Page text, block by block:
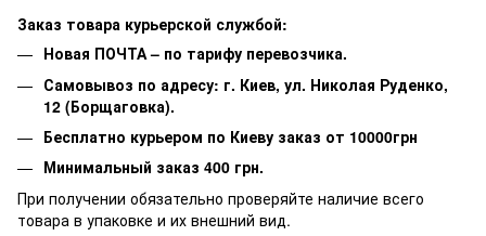
Заказ товара курьерской службой:
Новая ПОЧТА – по тарифу перевозчика.
Самовывоз по адресу: г. Киев, ул. Николая Руденко,
12 (Борщаговка).
Бесплатно курьером по Киеву заказ от 10000грн
Минимальный заказ 400 грн.
При получении обязательно проверяйте наличие всего
товара в упаковке и их внешний вид.